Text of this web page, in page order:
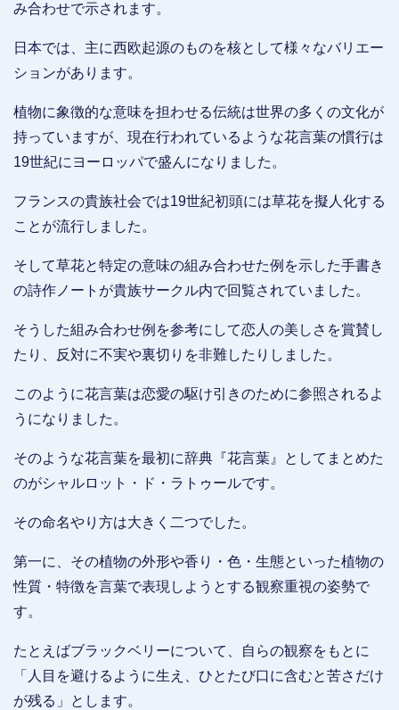
み合わせで示されます。
日本では、主に西欧起源のものを核として様々なバリエー
ションがあります。
植物に象徴的な意味を担わせる伝統は世界の多くの文化が
持っていますが、現在行われているような花言葉の慣行は
19世紀にヨーロッパで盛んになりました。
フランスの貴族社会では19世紀初頭には草花を擬人化する
ことが流行しました。
そして草花と特定の意味の組み合わせた例を示した手書き
の詩作ノートが貴族サークル内で回覧されていました。
そうした組み合わせ例を参考にして恋人の美しさを賞賛し
たり、反対に不実や裏切りを非難したりしました。
このように花言葉は恋愛の駆け引きのために参照されるよ
うになりました。
そのような花言葉を最初に辞典『花言葉』としてまとめた
のがシャルロット・ド・ラトゥールです。
その命名やり方は大きく二つでした。
第一に、その植物の外形や香り・色・生態といった植物の
性質・特徴を言葉で表現しようとする観察重視の姿勢で
す。
たとえばブラックベリーについて、自らの観察をもとに
「人目を避けるように生え、ひとたび口に含むと苦さだけ
が残る」とします。